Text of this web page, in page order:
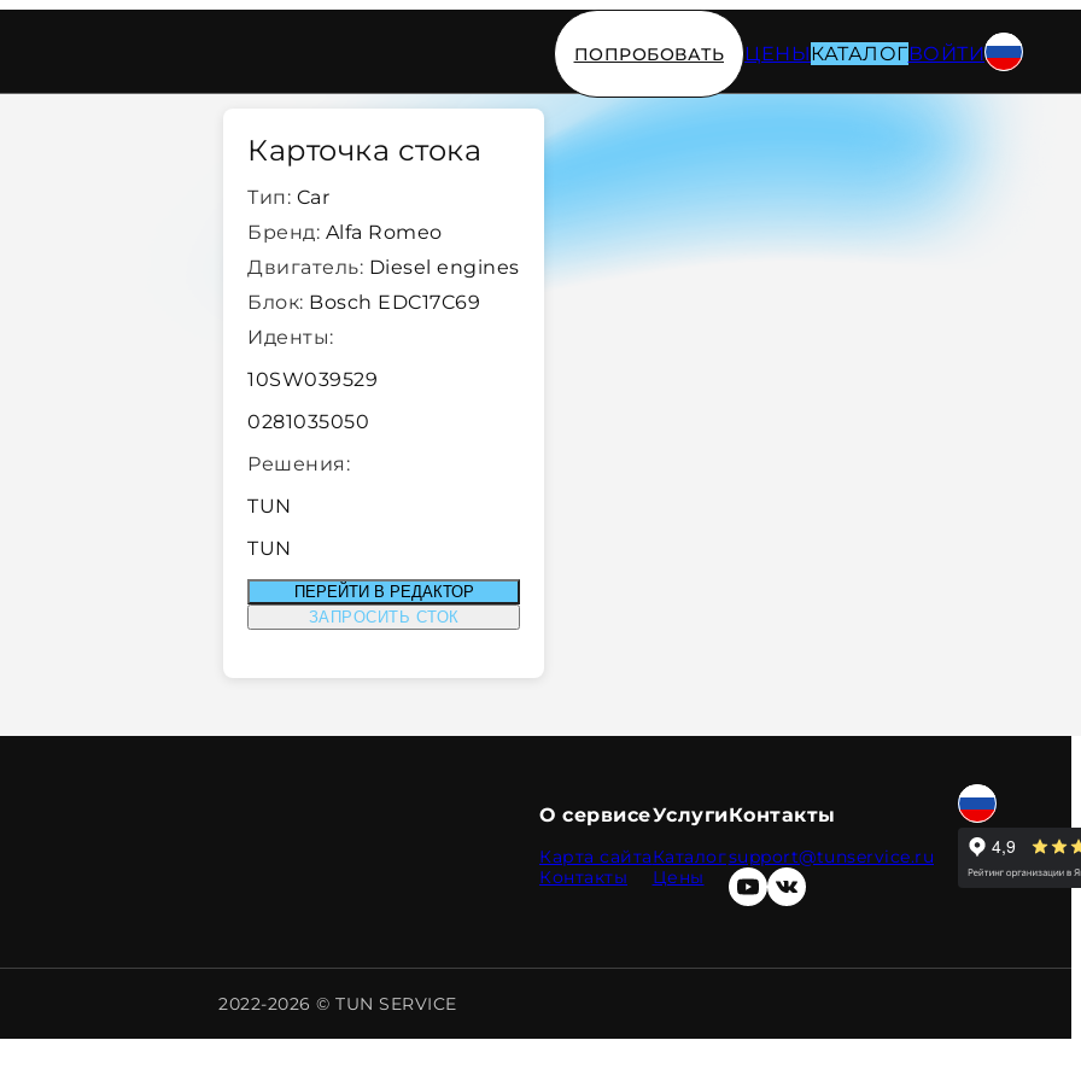
ПОПРОБОВАТЬ ЦЕНЫКАТАЛОГВОЙТИ
Карточка стока
Тип: Car
Бренд: Alfa Romeo
Двигатель: Diesel engines
Блок: Bosch EDC17C69
Иденты:
10SW039529
0281035050
Решения:
TUN
TUN
ПЕРЕЙТИ В РЕДАКТОР
ЗАПРОСИТЬ СТОК
О сервисе
Карта сайта
Контакты
Услуги
Каталог
Цены
Контакты
support@tunservice.ru
2022-2026 © TUN SERVICE